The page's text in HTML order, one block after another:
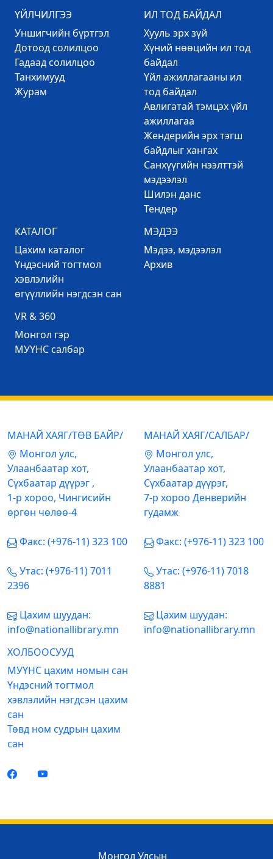
ҮЙЛЧИЛГЭЭ
Уншигчийн бүртгэл
Дотоод солилцоо
Гадаад солилцоо
Танхимууд
Журам
ИЛ ТОД БАЙДАЛ
Хууль эрх зүй
Хүний нөөцийн ил тод
байдал
Үйл ажиллагааны ил
тод байдал
Авлигатай тэмцэх үйл
ажиллагаа
Жендерийн эрх тэгш
байдлыг хангах
Санхүүгийн нээлттэй
мэдээлэл
Шилэн данс
Тендер
КАТАЛОГ
Цахим каталог
Үндэсний тогтмол
хэвлэлийн
өгүүллийн нэгдсэн сан
МЭДЭЭ
Mэдээ, мэдээлэл
Архив
VR & 360
Mонгол гэр
МУҮНС салбар
МАНАЙ ХАЯГ/ТӨВ БАЙР/
Mонгол улс,
Улаанбаатар хот,
Сүхбаатар дүүрэг ,
1-р хороо, Чингисийн
өргөн чөлөө-4
Факс: (+976-11) 323 100
Утас: (+976-11) 7011
2396
Цахим шуудан:
info@nationallibrary.mn
МАНАЙ ХАЯГ/САЛБАР/
Mонгол улс,
Улаанбаатар хот,
Сүхбаатар дүүрэг,
7-р хороо Денверийн
гудамж
Факс: (+976-11) 323 100
Утас: (+976-11) 7018
8881
Цахим шуудан:
info@nationallibrary.mn
ХОЛБООСУУД
МУҮНС цахим номын сан
Үндэсний тогтмол
хэвлэлийн нэгдсэн цахим
сан
Төвд ном судрын цахим
сан
Монгол Улсын